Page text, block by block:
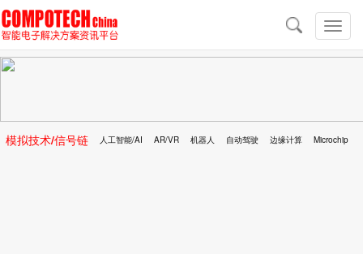
切
换
导
导
航
模拟技术/信号链 人工智能/AI AR/VR 机器人 自动驾驶 边缘计算 Microchip